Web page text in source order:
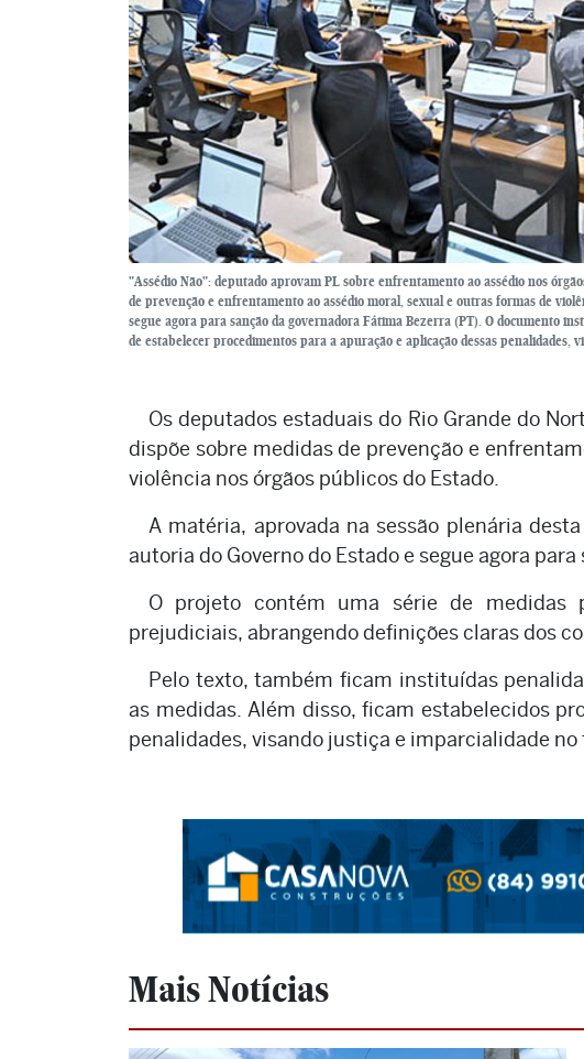
"Assédio Não": deputado aprovam PL sobre enfrentamento ao assédio nos
de prevenção e enfrentamento ao assédio moral, sexual e outras formas de
segue agora para sanção da governadora Fátima Bezerra (PT). O documento
de estabelecer procedimentos para a apuração e aplicação dessas penalidades,
Os deputados estaduais do Rio Grande do
dispõe sobre medidas de prevenção e
violência nos órgãos públicos do Estado.
A matéria, aprovada na sessão plenária
autoria do Governo do Estado e segue agora
O projeto contém uma série de medidas
prejudiciais, abrangendo definições claras dos
Pelo texto, também ficam instituídas
as medidas. Além disso, ficam estabelecidos
penalidades, visando justiça e imparcialidade
Mais Notícias